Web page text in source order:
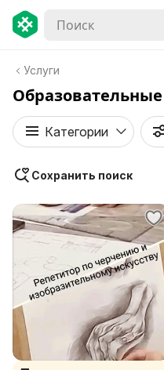
Услуги
Категории
Сохранить поиск